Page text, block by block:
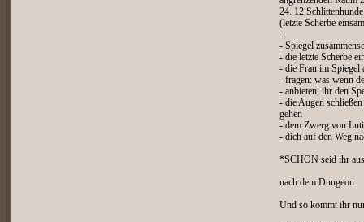
24. 12
(letzte Scherbe
...
- Spiegel
- die letzte Scherbe
- die Frau im Spiegel
- fragen: was wenn
- anbieten, ihr den
- die Augen
gehen
- dem Zwerg von
- dich auf den Weg
*SCHON seid ihr
nach dem Dungeon
Und so kommt ihr